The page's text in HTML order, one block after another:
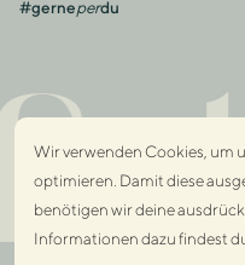
#gerneperdu
Wir verwenden Cookies, um
optimieren. Damit diese
benötigen wir deine
Informationen dazu findest